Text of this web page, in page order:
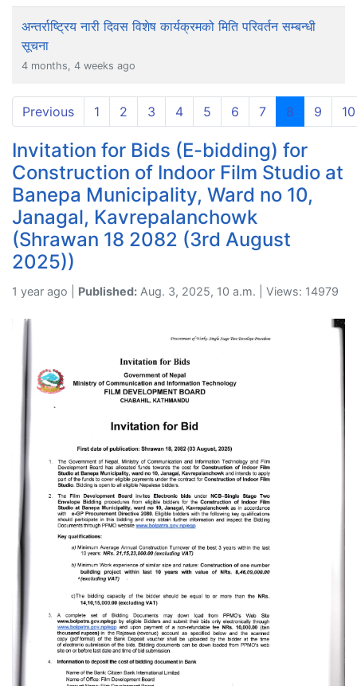
अन्तर्राष्ट्रिय नारी दिवस विशेष कार्यक्रमको मिति परिवर्तन सम्बन्धी
सूचना
4 months, 4 weeks ago
Previous 1 2 3 4 5 6 7 8 (current)
9 10
Invitation for Bids (E-bidding) for
Construction of Indoor Film Studio at
Banepa Municipality, Ward no 10,
Janagal, Kavrepalanchowk
(Shrawan 18 2082 (3rd August
2025))
1 year ago | Published: Aug. 3, 2025, 10 a.m. | Views: 14979